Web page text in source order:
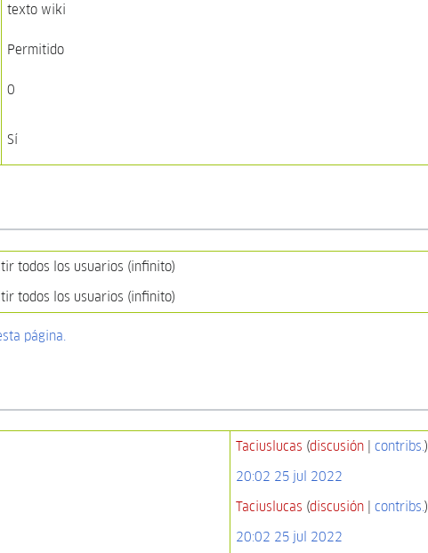
texto wiki
Permitido
0
Sí
todos los usuarios (infinito)
todos los usuarios (infinito)
página.
Taciuslucas (discusión |contribs.)
20:02 25 jul 2022
Taciuslucas (discusión |contribs.)
20:02 25 jul 2022